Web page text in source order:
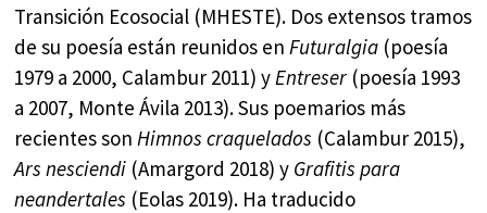
Transición Ecosocial (MHESTE). Dos extensos tramos
de su poesía están reunidos enFuturalgia (poesía
1979 a 2000, Calambur 2011) yEntreser (poesía 1993
a 2007, Monte Ávila 2013). Sus poemarios más
recientes sonHimnos craquelados (Calambur 2015),
Ars nesciendi (Amargord 2018) y Grafitis para
neandertales (Eolas 2019). Ha traducido